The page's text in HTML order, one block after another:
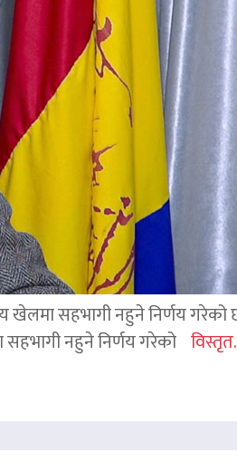
खेलमा सहभागी नहुने निर्णय गरेको
सहभागी नहुने निर्णय गरेको